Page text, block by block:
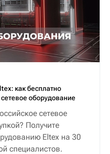
как бесплатно
оборудование
сетевое
Получите
Eltex на 30
специалистов.